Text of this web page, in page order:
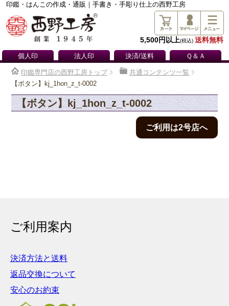
印鑑・はんこの作成・通販｜手書き・手彫り仕上の西野工房
5,500円以上(税込) 送料無料
個人印 法人印 決済/送料 Ｑ＆Ａ
印鑑専門店の西野工房トップ
共通コンテンツ一覧
【ボタン】kj_1hon_z_t-0002
【ボタン】kj_1hon_z_t-0002
ご利用は2号店へ
ご利用案内
決済方法と送料
返品交換について
安心のお約束